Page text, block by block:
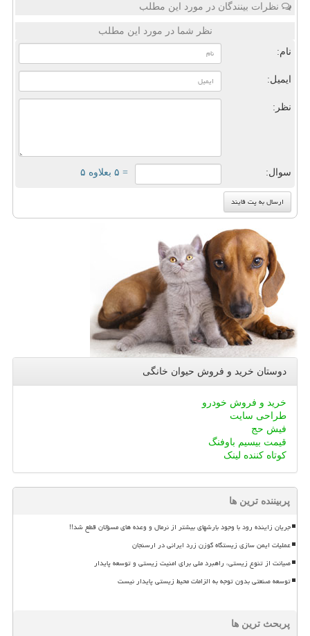
نظرات بینندگان در مورد این مطلب
نظر شما در مورد این مطلب
نام:
ایمیل:
نظر:
سوال: = ۵ بعلاوه ۵
دوستان خرید و فروش حیوان خانگی
خرید و فروش خودرو
طراحی سایت
فیش حج
قیمت بیسیم باوفنگ
کوتاه کننده لینک
پربیننده ترین ها
جریان زاینده رود با وجود بارشهای بیشتر از نرمال و وعده های مسؤلان قطع شد!!
عملیات ایمن سازی زیستگاه گوزن زرد ایرانی در ارسنجان
صیانت از تنوع زیستی، راهبرد ملی برای امنیت زیستی و توسعه پایدار
توسعه صنعتی بدون توجه به الزامات محیط زیستی پایدار نیست
پربحث ترین ها